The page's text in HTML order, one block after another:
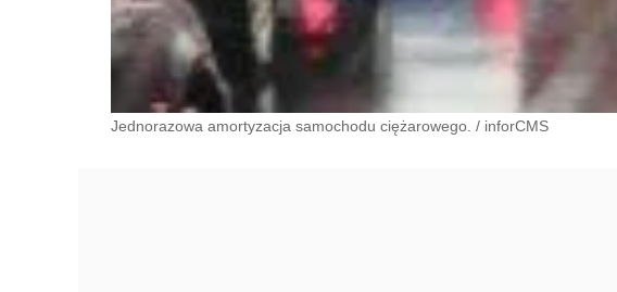
Jednorazowa amortyzacja samochodu ciężarowego. / inforCMS